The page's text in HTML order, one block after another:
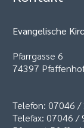
Evangelische
Pfarrgasse 6
74397
Telefon: 07046 /
Telefax: 07046 /